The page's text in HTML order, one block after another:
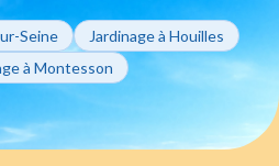
Seine
Jardinage à Houilles
à Montesson